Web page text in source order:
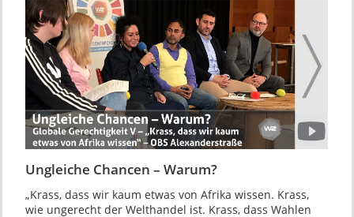
Ungleiche Chancen – Warum?
„Krass, dass wir kaum etwas von Afrika wissen. Krass,
wie ungerecht der Welthandel ist. Krass, dass Wahlen